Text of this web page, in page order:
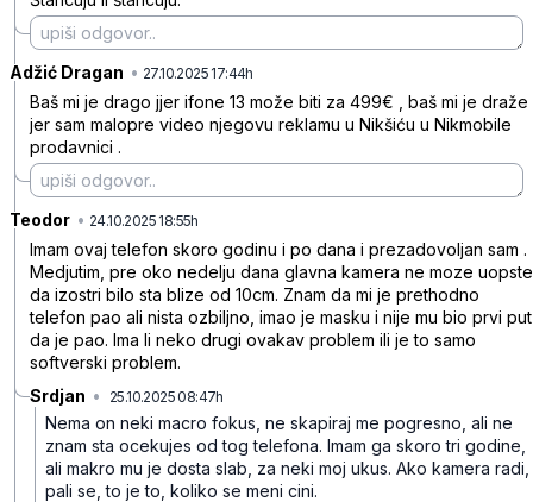
Adžić Dragan • 27.10.2025 17:44h
Baš mi je drago jjer ifone 13 može biti za 499€ , baš mi je draže
jer sam malopre video njegovu reklamu u Nikšiću u Nikmobile
prodavnici .
Teodor • 24.10.2025 18:55h
Imam ovaj telefon skoro godinu i po dana i prezadovoljan sam .
Medjutim, pre oko nedelju dana glavna kamera ne moze uopste
da izostri bilo sta blize od 10cm. Znam da mi je prethodno
telefon pao ali nista ozbiljno, imao je masku i nije mu bio prvi put
da je pao. Ima li neko drugi ovakav problem ili je to samo
softverski problem.
Srdjan • 25.10.2025 08:47h
Nema on neki macro fokus, ne skapiraj me pogresno, ali ne
znam sta ocekujes od tog telefona. Imam ga skoro tri godine,
ali makro mu je dosta slab, za neki moj ukus. Ako kamera radi,
pali se, to je to, koliko se meni cini.